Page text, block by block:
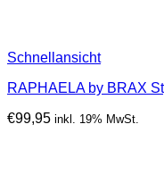
Schnellansicht
RAPHAELA by BRAX
€99,95 inkl. 19% MwSt.